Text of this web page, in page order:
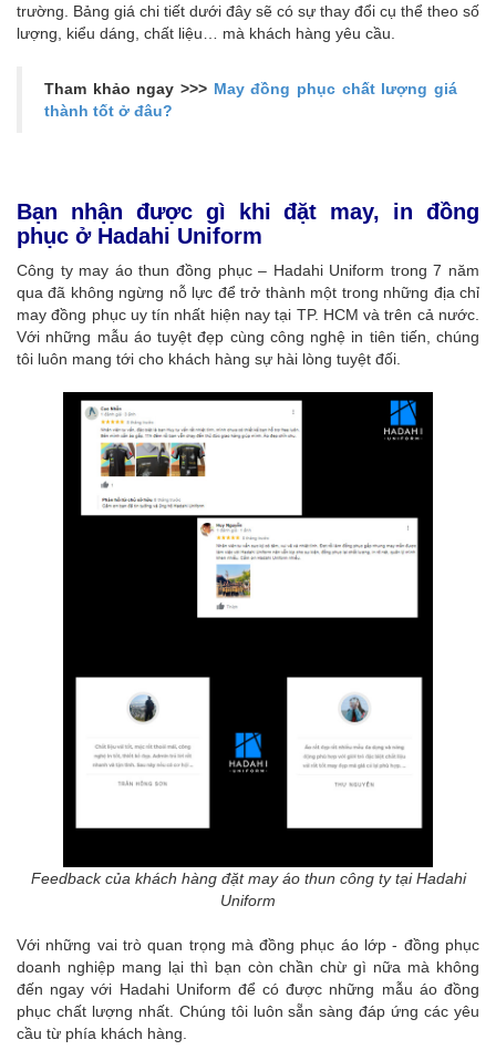
trường. Bảng giá chi tiết dưới đây sẽ có sự thay đổi cụ thể theo số
lượng, kiểu dáng, chất liệu… mà khách hàng yêu cầu.
Tham khảo ngay >>> May đồng phục chất lượng giá
thành tốt ở đâu?
Bạn nhận được gì khi đặt may, in đồng
phục ở Hadahi Uniform
Công ty may áo thun đồng phục – Hadahi Uniform trong 7 năm
qua đã không ngừng nỗ lực để trở thành một trong những địa chỉ
may đồng phục uy tín nhất hiện nay tại TP. HCM và trên cả nước.
Với những mẫu áo tuyệt đẹp cùng công nghệ in tiên tiến, chúng
tôi luôn mang tới cho khách hàng sự hài lòng tuyệt đối.
Feedback của khách hàng đặt may áo thun công ty tại Hadahi
Uniform
Với những vai trò quan trọng mà đồng phục áo lớp - đồng phục
doanh nghiệp mang lại thì bạn còn chần chừ gì nữa mà không
đến ngay với Hadahi Uniform để có được những mẫu áo đồng
phục chất lượng nhất. Chúng tôi luôn sẵn sàng đáp ứng các yêu
cầu từ phía khách hàng.